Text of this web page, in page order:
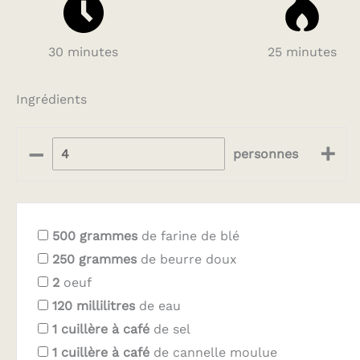
30 minutes 25 minutes
Ingrédients
– personnes +
500 grammes de farine de blé
250 grammes de beurre doux
2 oeuf
120 millilitres de eau
1 cuillère à café de sel
1 cuillère à café de cannelle moulue